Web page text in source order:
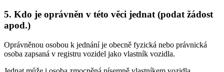
5. Kdo je oprávněn v této věci jednat (podat žádost
apod.)
Oprávněnou osobou k jednání je obecně fyzická nebo právnická
osoba zapsaná v registru vozidel jako vlastník vozidla.